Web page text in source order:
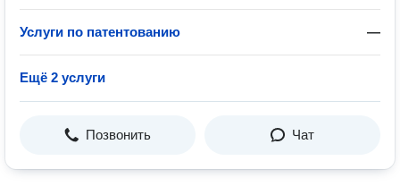
Услуги по патентованию —
Ещё 2 услуги
Позвонить Чат